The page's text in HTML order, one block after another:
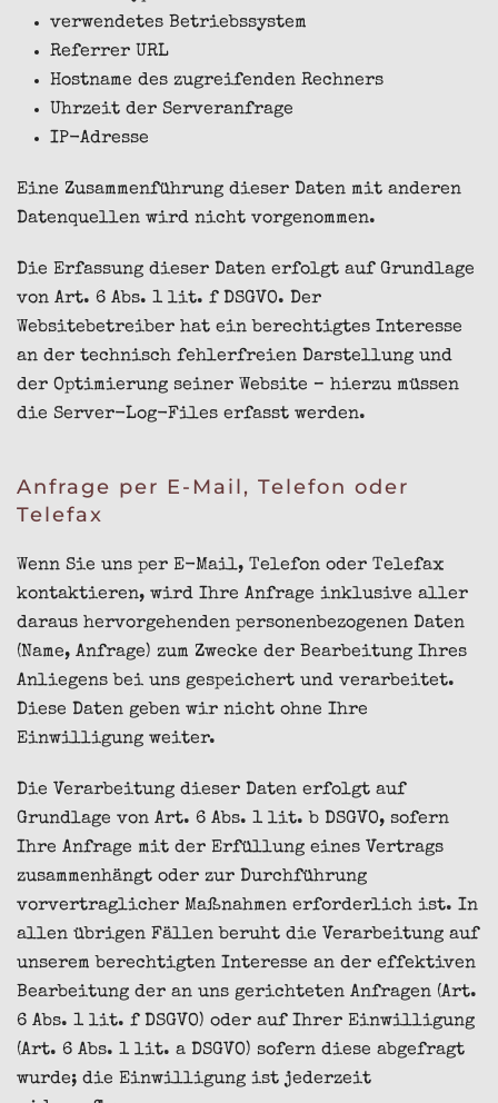
verwendetes Betriebssystem
Referrer URL
Hostname des zugreifenden Rechners
Uhrzeit der Serveranfrage
IP-Adresse
Eine Zusammenführung dieser Daten mit anderen
Datenquellen wird nicht vorgenommen.
Die Erfassung dieser Daten erfolgt auf Grundlage
von Art. 6 Abs. 1 lit. f DSGVO. Der
Websitebetreiber hat ein berechtigtes Interesse
an der technisch fehlerfreien Darstellung und
der Optimierung seiner Website – hierzu müssen
die Server-Log-Files erfasst werden.
Anfrage per E-Mail, Telefon oder
Telefax
Wenn Sie uns per E-Mail, Telefon oder Telefax
kontaktieren, wird Ihre Anfrage inklusive aller
daraus hervorgehenden personenbezogenen Daten
(Name, Anfrage) zum Zwecke der Bearbeitung Ihres
Anliegens bei uns gespeichert und verarbeitet.
Diese Daten geben wir nicht ohne Ihre
Einwilligung weiter.
Die Verarbeitung dieser Daten erfolgt auf
Grundlage von Art. 6 Abs. 1 lit. b DSGVO, sofern
Ihre Anfrage mit der Erfüllung eines Vertrags
zusammenhängt oder zur Durchführung
vorvertraglicher Maßnahmen erforderlich ist. In
allen übrigen Fällen beruht die Verarbeitung auf
unserem berechtigten Interesse an der effektiven
Bearbeitung der an uns gerichteten Anfragen (Art.
6 Abs. 1 lit. f DSGVO) oder auf Ihrer Einwilligung
(Art. 6 Abs. 1 lit. a DSGVO) sofern diese abgefragt
wurde; die Einwilligung ist jederzeit